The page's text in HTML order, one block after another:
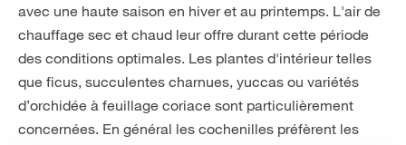
avec une haute saison en hiver et au printemps. L'air de
chauffage sec et chaud leur offre durant cette période
des conditions optimales. Les plantes d'intérieur telles
que ficus, succulentes charnues, yuccas ou variétés
d’orchidée à feuillage coriace sont particulièrement
concernées. En général les cochenilles préfèrent les